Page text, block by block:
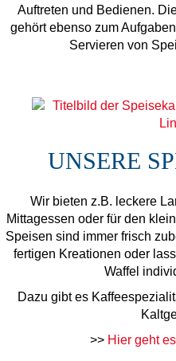
Auftreten und Bedienen.
gehört ebenso zum
Servieren von
UNSERE
Wir bieten z.B. leckere
Mittagessen oder für den
Speisen sind immer frisch
fertigen Kreationen oder
Waffel
Dazu gibt es
>> Hier geht